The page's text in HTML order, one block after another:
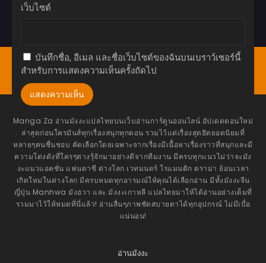
มิถุนายน 7, 2026
ตอนที่ 84
มิถุนายน 7, 2026
ตอนที่ 83
มิถุนายน 7, 2026
ตอนที่ 82
พฤษภาคม 27, 2026
ตอนที่ 81
พฤษภาคม 27, 2026
เว็บไซต์
บันทึกชื่อ, อีเมล และชื่อเว็บไซต์ของฉันบนเบราว์เซอร์นี้
สำหรับการแสดงความเห็นครั้งถัดไป
หน้าแรก Bookmark มังงะ(ญี่ปุ่น)
มังฮวา(เกาหลี)
มังฮัว(จีน)
Manga Za อ่านมังงะแปลไทยบนเว็บอ่านการ์ตูนออนไลน์ อัปเดตตอนใหม่
ล่าสุดก่อนใครมันส์ทุกเรื่องสนุกทุกตอน รวมไว้แต่เรื่องสุดฮิตยอดนิยมที่
หลายๆคนชื่นชอบ คัดเลือกโดยเฉพาะจากเรื่องมีเนื้อหาเรื่องราวที่สนุกและมี
ความโด่งดังที่ใครๆต่างรุ้จักมาอย่างดีจากทีมงาน มีครบทุกแนวไม่ว่าจะมัง
งะแนวแอคชั่น แฟนตาซี ต่างโลก เวทมนตร์ โรแมนติก ดราม่า ย้อนเวลา
เกิดใหม่ในต่างโลก มีครบหมดทุกอารมณ์ให้คุณได้เลือกอ่าน มีทั้งมังงะจีน
ญี่ปุ่น Manhwa มังฮวา และ มังงะเกาหลี แปลไทยมาให้ได้อ่านอย่างเต็มที่
รวมมาไว้ให้หมดที่นี่แล้ว! อ่านลื่นๆภาพชัดสบายตาได้ทุกอุปกรณ์ ไม่มีเบื่อ
แน่นอน!
อ่านมังงะ